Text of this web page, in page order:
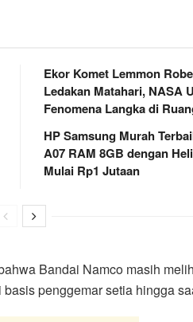
Ekor Komet Lemmon
Ledakan Matahari, NASA
Fenomena Langka di
HP Samsung Murah
A07 RAM 8GB dengan
Mulai Rp1 Jutaan
Bandai Namco masih
penggemar setia hingga